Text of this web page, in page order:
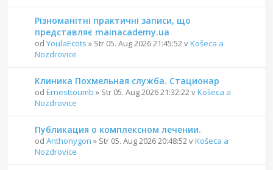
Різноманітні практичні записи, що
представляє mainacademy.ua
odYoulaEcots » Str 05. Aug 2026 21:45:52 vKošeca a
Nozdrovice
Клиника Похмельная служба. Стационар
odErnesttoumb » Str 05. Aug 2026 21:32:22 vKošeca a
Nozdrovice
Публикация о комплексном лечении.
odAnthonygon » Str 05. Aug 2026 20:48:52 vKošeca a
Nozdrovice